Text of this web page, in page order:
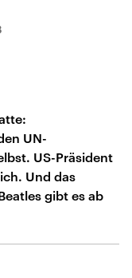
UN-
US-Präsident
Und das
gibt es ab